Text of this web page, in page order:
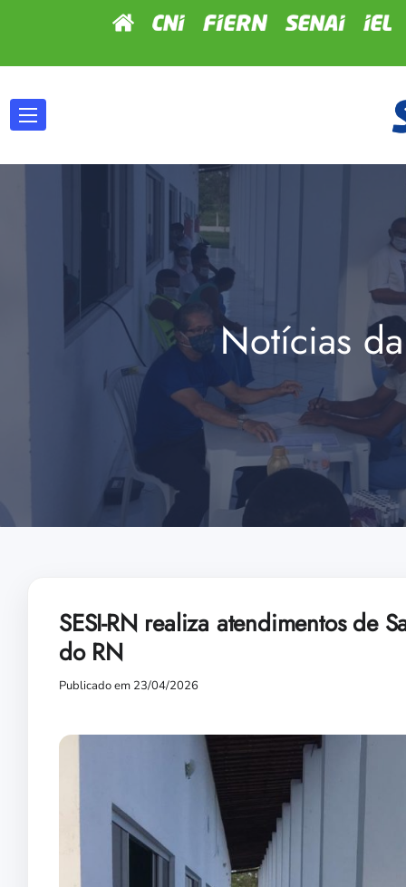
Notícias
SESI-RN realiza atendimentos de
do RN
Publicado em 23/04/2026